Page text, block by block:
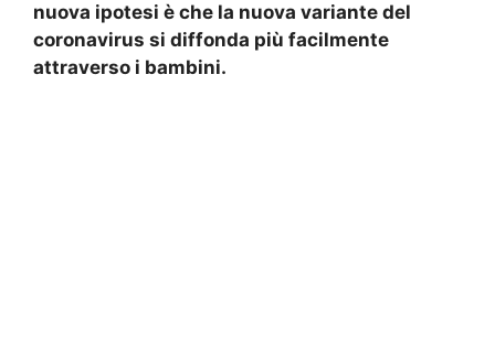
nuova ipotesi è che la nuova variante del
coronavirus si diffonda più facilmente
attraverso i bambini.